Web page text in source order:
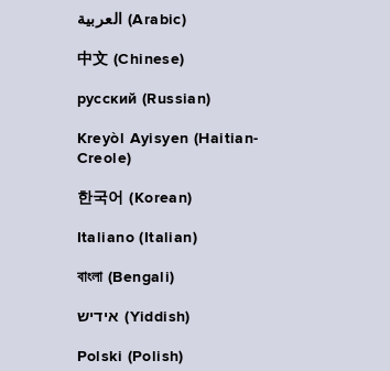
العربية (Arabic)
中文 (Chinese)
русский (Russian)
Kreyòl Ayisyen (Haitian-
Creole)
한국어 (Korean)
Italiano (Italian)
বাংলা (Bengali)
אידיש (Yiddish)
Polski (Polish)